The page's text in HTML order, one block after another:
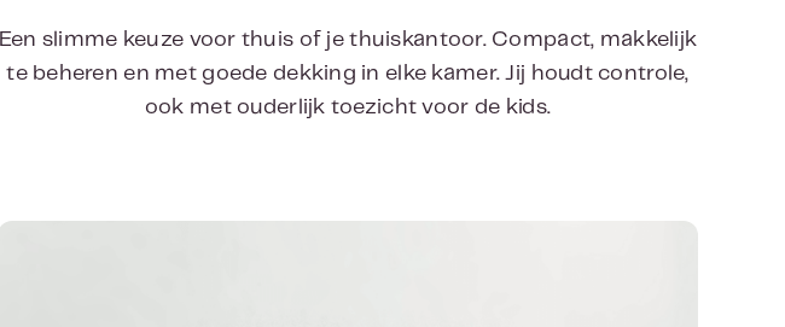
Een slimme keuze voor thuis of je thuiskantoor. Compact, makkelijk
te beheren en met goede dekking in elke kamer. Jij houdt controle,
ook met ouderlijk toezicht voor de kids.